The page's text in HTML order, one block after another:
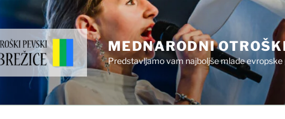
MEDNARODNI
Predstavljamo vam najboljše mlade